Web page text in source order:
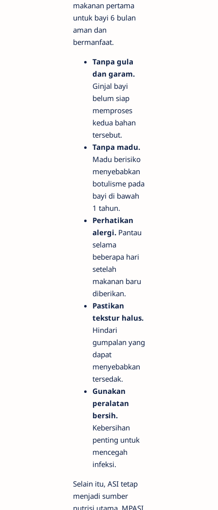
makanan pertama
untuk bayi 6 bulan
aman dan
bermanfaat.
Tanpa gula
dan garam.
Ginjal bayi
belum siap
memproses
kedua bahan
tersebut.
Tanpa madu.
Madu berisiko
menyebabkan
botulisme pada
bayi di bawah
1 tahun.
Perhatikan
alergi. Pantau
selama
beberapa hari
setelah
makanan baru
diberikan.
Pastikan
tekstur halus.
Hindari
gumpalan yang
dapat
menyebabkan
tersedak.
Gunakan
peralatan
bersih.
Kebersihan
penting untuk
mencegah
infeksi.
Selain itu, ASI tetap
menjadi sumber